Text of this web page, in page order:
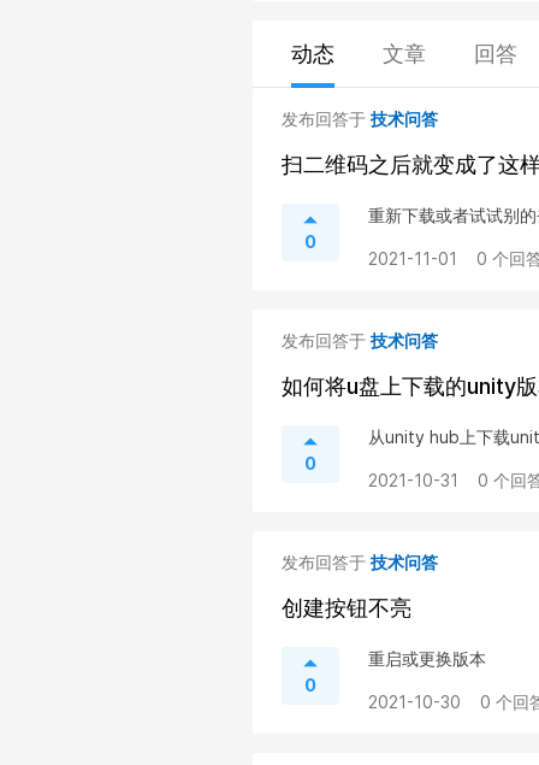
动态 文章 回答
发布回答于 技术问答
扫二维码之后就变成了这
0
重新下载或者试试别
2021-11-01 0 个回
发布回答于 技术问答
如何将u盘上下载的unity
0
从unity hub上下载
2021-10-31 0 个回
发布回答于 技术问答
创建按钮不亮
0
重启或更换版本
2021-10-30 0 个回